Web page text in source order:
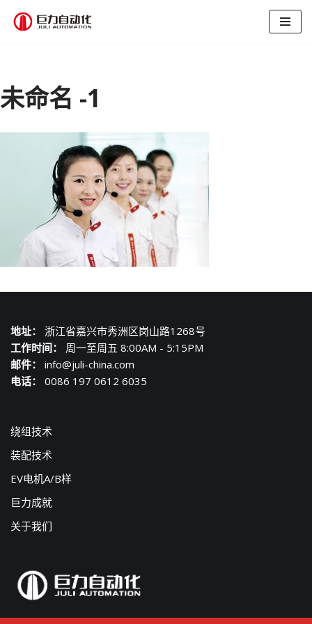
文
未命名 -1
地址：
浙江省嘉兴市秀洲区岗山路1268号
工作时间：
周一至周五 8:00AM - 5:15PM
邮件：
info@juli-china.com
电话：
0086 197 0612 6035
绕组技术
装配技术
EV电机A/B样
巨力成就
关于我们